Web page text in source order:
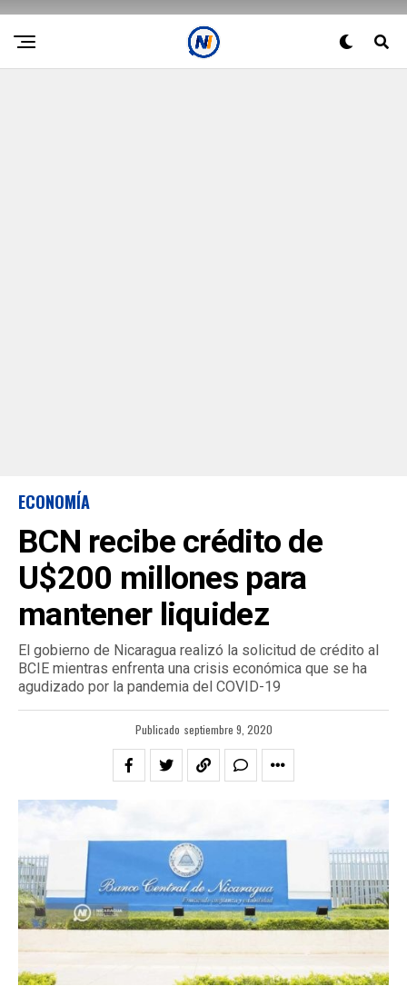
ECONOMÍA
BCN recibe crédito de
U$200 millones para
mantener liquidez
El gobierno de Nicaragua realizó la solicitud de crédito al
BCIE mientras enfrenta una crisis económica que se ha
agudizado por la pandemia del COVID-19
Publicado septiembre 9, 2020